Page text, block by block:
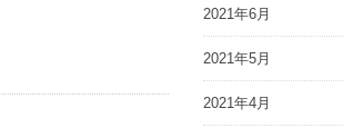
2021年6月
2021年5月
2021年4月